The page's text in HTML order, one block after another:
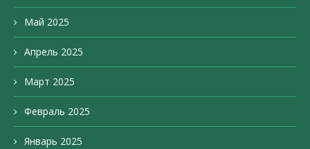
Май 2025
Апрель 2025
Март 2025
Февраль 2025
Январь 2025